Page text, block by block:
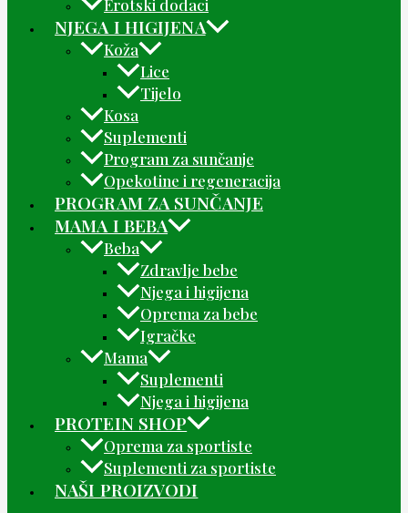
Erotski dodaci
NJEGA I HIGIJENA
Koža
Lice
Tijelo
Kosa
Suplementi
Program za sunčanje
Opekotine i regeneracija
PROGRAM ZA SUNČANJE
MAMA I BEBA
Beba
Zdravlje bebe
Njega i higijena
Oprema za bebe
Igračke
Mama
Suplementi
Njega i higijena
PROTEIN SHOP
Oprema za sportiste
Suplementi za sportiste
NAŠI PROIZVODI